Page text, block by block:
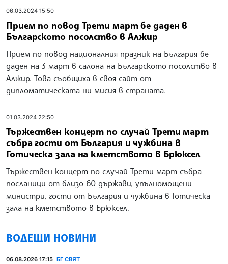
06.03.2024 15:50
Прием по повод Трети март бе даден в
Българското посолство в Алжир
Прием по повод националния празник на България бе
даден на 3 март в салона на Българското посолство в
Алжир. Това съобщиха в своя сайт от
дипломатическата ни мисия в страната.
01.03.2024 22:50
Тържествен концерт по случай Трети март
събра гости от България и чужбина в
Готическа зала на кметството в Брюксел
Тържествен концерт по случай Трети март събра
посланици от близо 60 държави, упълномощени
министри, гости от България и чужбина в Готическа
зала на кметството в Брюксел.
ВОДЕЩИ НОВИНИ
06.08.2026 17:15 БГ СВЯТ